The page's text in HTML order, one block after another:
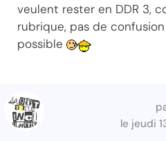
veulent rester en DDR 3,
rubrique, pas de
possible
le jeudi